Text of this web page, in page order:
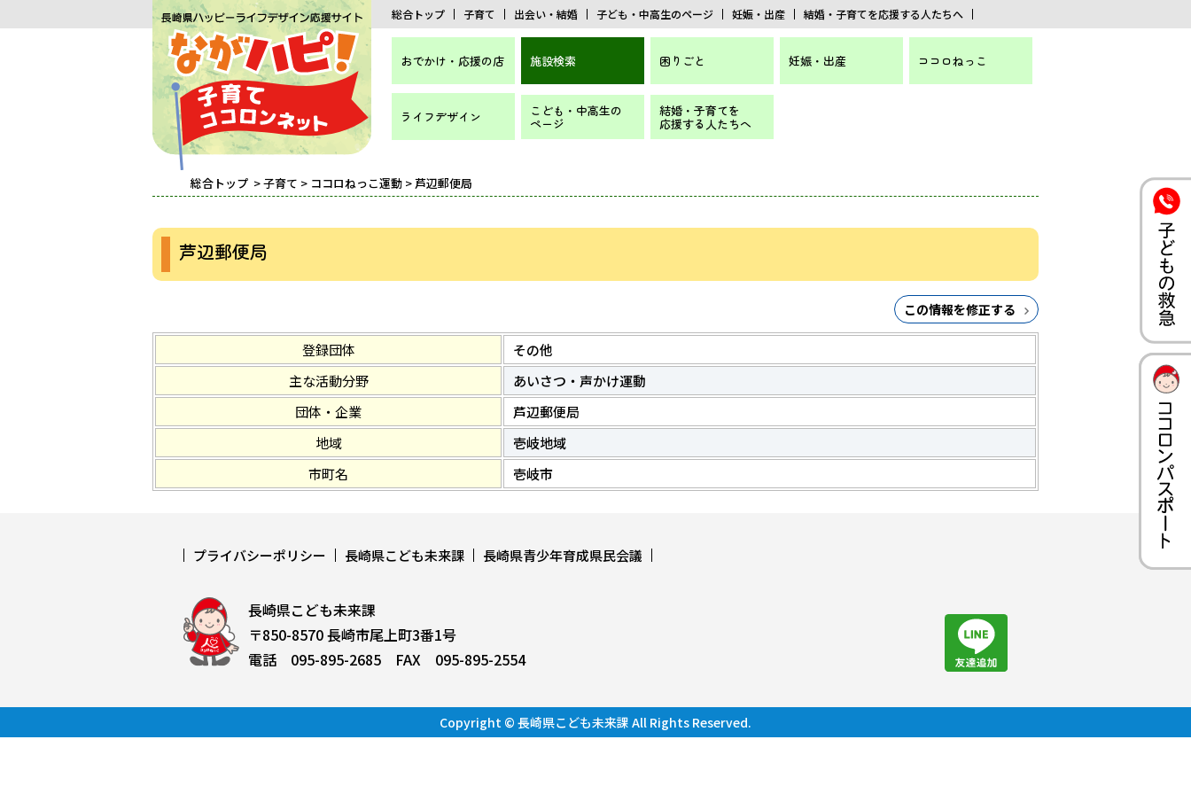
総合トップ 子育て 出会い・結婚 子ども・中高生のページ 妊娠・出産 結婚・子育てを応援する人たちへ
おでかけ・応援の店 施設検索 困りごと 妊娠・出産 ココロねっこ
ライフデザイン こども・中高生の
ページ
結婚・子育てを
応援する人たちへ
総合トップ >子育て > ココロねっこ運動 > 芦辺郵便局
芦辺郵便局
この情報を修正する
登録団体
その他
主な活動分野
あいさつ・声かけ運動
団体・企業
芦辺郵便局
地域
壱岐地域
市町名
壱岐市
プライバシーポリシー 長崎県こども未来課 長崎県青少年育成県民会議
長崎県こども未来課
〒850-8570 長崎市尾上町3番1号
電話 095-895-2685 FAX 095-895-2554
Copyright © 長崎県こども未来課 All Rights Reserved.